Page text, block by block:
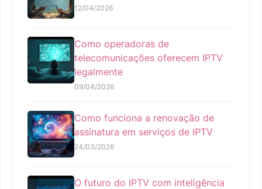
12/04/2026
Como operadoras de
telecomunicações oferecem IPTV
legalmente
09/04/2026
Como funciona a renovação de
assinatura em serviços de IPTV
24/03/2026
O futuro do IPTV com inteligência